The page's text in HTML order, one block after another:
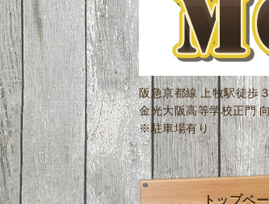
阪急京都線 上牧駅徒歩
金光大阪高等学校正門
※駐車場有り
トップペ